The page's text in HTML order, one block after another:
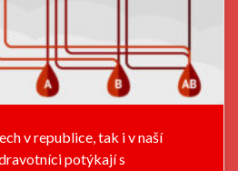
v republice, tak i v naší
potýkají s